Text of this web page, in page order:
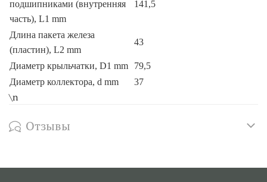
подшипниками (внутренняя
часть), L1 mm
141,5
Длина пакета железа
(пластин), L2 mm
43
Диаметр крыльчатки, D1 mm
79,5
Диаметр коллектора, d mm
37
\n
Отзывы